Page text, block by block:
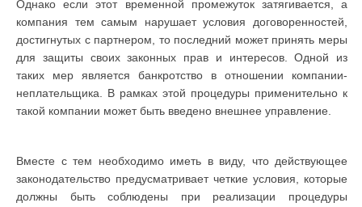
Однако если этот временной промежуток затягивается, а
компания тем самым нарушает условия договоренностей,
достигнутых с партнером, то последний может принять меры
для защиты своих законных прав и интересов. Одной из
таких мер является банкротство в отношении компании-
неплательщика. В рамках этой процедуры применительно к
такой компании может быть введено внешнее управление.
Вместе с тем необходимо иметь в виду, что действующее
законодательство предусматривает четкие условия, которые
должны быть соблюдены при реализации процедуры